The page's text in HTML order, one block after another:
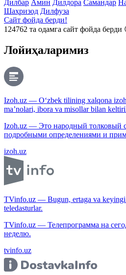
Дилбар Амин Дилдора Самандар
Шаҳризод Дилфуза
Сайт фойда берди!
124762 та одамга сайт фойда берди
Лойиҳаларимиз
Izoh.uz — O‘zbek tilining xalqona
ma’nolari, ibora va misollar bilan
Izoh.uz — Это народный толковый
подробными определениями и
izoh.uz
TVinfo.uz — Bugun, ertaga va keyingi
teledasturlar.
TVinfo.uz — Телепрограмма на
неделю.
tvinfo.uz